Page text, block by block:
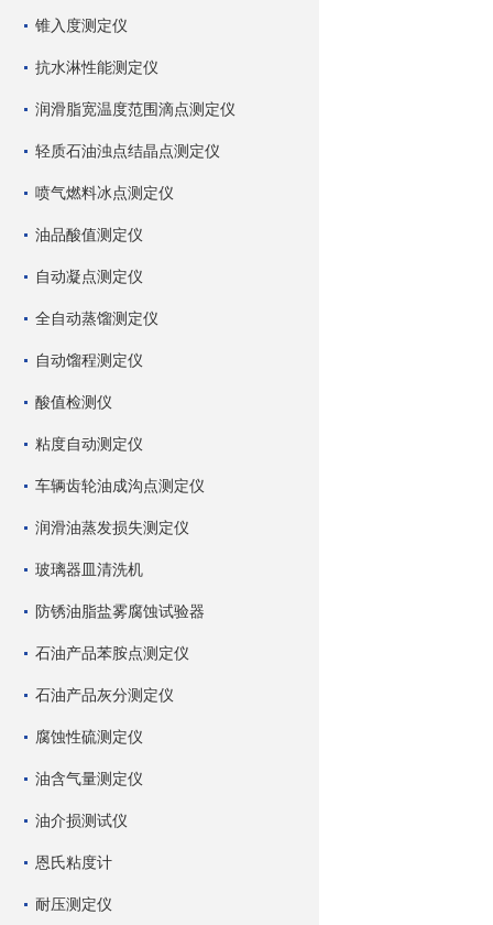
锥入度测定仪
抗水淋性能测定仪
润滑脂宽温度范围滴点测定仪
轻质石油浊点结晶点测定仪
喷气燃料冰点测定仪
油品酸值测定仪
自动凝点测定仪
全自动蒸馏测定仪
自动馏程测定仪
酸值检测仪
粘度自动测定仪
车辆齿轮油成沟点测定仪
润滑油蒸发损失测定仪
玻璃器皿清洗机
防锈油脂盐雾腐蚀试验器
石油产品苯胺点测定仪
石油产品灰分测定仪
腐蚀性硫测定仪
油含气量测定仪
油介损测试仪
恩氏粘度计
耐压测定仪